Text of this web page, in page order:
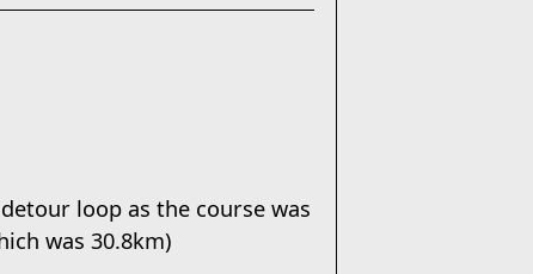
loop as the course was
was 30.8km)